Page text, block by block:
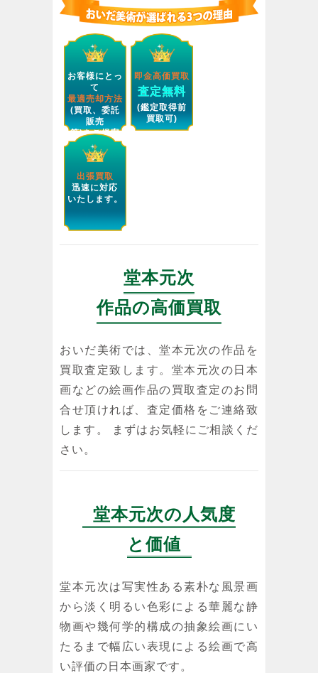
お客様にとっ
て
最適売却方法
(買取、委託
販売
等)をご提案
します。
即金高価買取
査定無料
(鑑定取得前
買取可)
出張買取
迅速に対応
いたします。
堂本元次
作品の高価買取
おいだ美術では、堂本元次の作品を
買取査定致します。堂本元次の日本
画などの絵画作品の買取査定のお問
合せ頂ければ、査定価格をご連絡致
します。 まずはお気軽にご相談くだ
さい。
堂本元次の人気度
と価値
堂本元次は写実性ある素朴な風景画
から淡く明るい色彩による華麗な静
物画や幾何学的構成の抽象絵画にい
たるまで幅広い表現による絵画で高
い評価の日本画家です。